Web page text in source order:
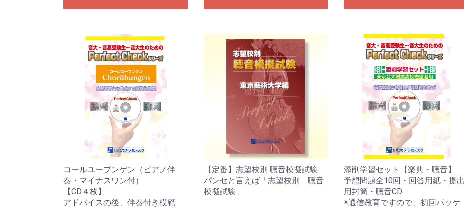
コールユーブンゲン（ピアノ伴
奏・マイナスワン付）
【CD４枚】
アドバイスの後、伴奏付き模範
【定番】志望校別 聴音模擬試験
パンセと言えば「志望校別 聴音
模擬試験」
添削学習セット【楽典・聴音】
予想問題全10回・回答用紙・提出
用封筒・聴音CD
※通信教育ですので、初回パッケ
お買い物を続ける カートへ進む